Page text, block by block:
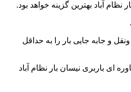
آباد بهترین گزینه خواهد بود.
و جابه جایی بار را به حداقل
ای باربری نیسان بار نظام آباد